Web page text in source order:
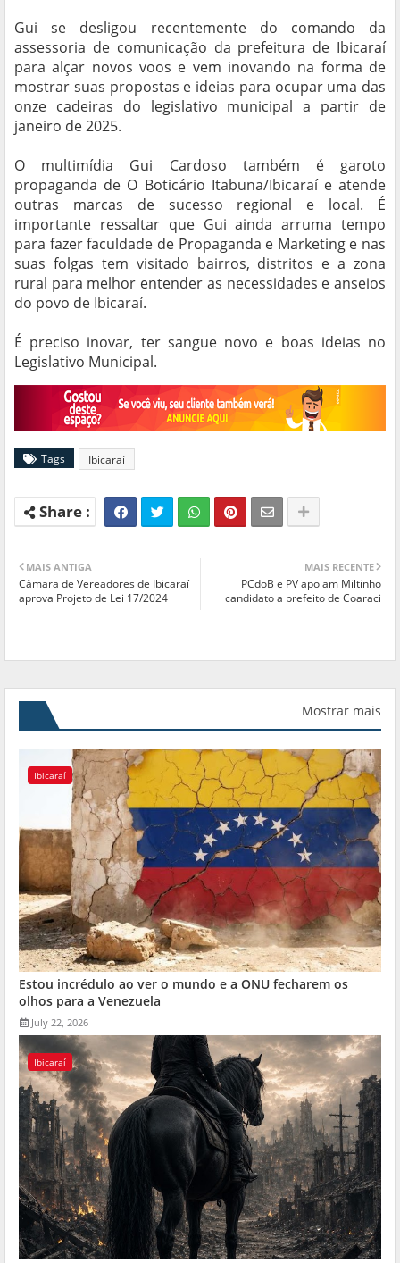
Gui se desligou recentemente do comando da
assessoria de comunicação da prefeitura de Ibicaraí
para alçar novos voos e vem inovando na forma de
mostrar suas propostas e ideias para ocupar uma das
onze cadeiras do legislativo municipal a partir de
janeiro de 2025.
O multimídia Gui Cardoso também é garoto
propaganda de O Boticário Itabuna/Ibicaraí e atende
outras marcas de sucesso regional e local. É
importante ressaltar que Gui ainda arruma tempo
para fazer faculdade de Propaganda e Marketing e nas
suas folgas tem visitado bairros, distritos e a zona
rural para melhor entender as necessidades e anseios
do povo de Ibicaraí.
É preciso inovar, ter sangue novo e boas ideias no
Legislativo Municipal.
Tags Ibicaraí
MAIS RECENTE
PCdoB e PV apoiam Miltinho
candidato a prefeito de Coaraci
MAIS ANTIGA
Câmara de Vereadores de Ibicaraí
aprova Projeto de Lei 17/2024
Mostrar mais
Ibicaraí
Estou incrédulo ao ver o mundo e a ONU fecharem os
olhos para a Venezuela
July 22, 2026
Ibicaraí